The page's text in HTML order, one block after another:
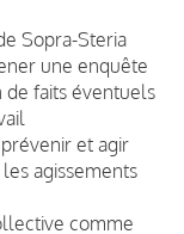
Sopra-Steria
une enquête
faits éventuels
et agir
agissements
comme